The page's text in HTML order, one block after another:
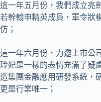
這一年五月份，我們成立亮
若幹翰申精英成員，軍令狀
仿；
這一年六月份，力邀上市公
玲妃是一樣的表情充滿了疑
造集團金融應用研發系統，
更是行業唯一；